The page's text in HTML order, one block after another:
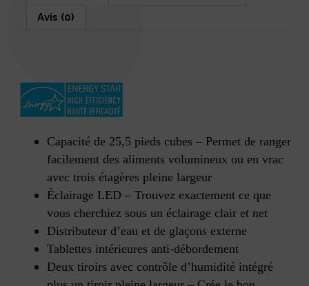
Avis (0)
Capacité de 25,5 pieds cubes – Permet de ranger
facilement des aliments volumineux ou en vrac
avec trois étagères pleine largeur
Éclairage LED – Trouvez exactement ce que
vous cherchiez sous un éclairage clair et net
Distributeur d’eau et de glaçons externe
Tablettes intérieures anti-débordement
Deux tiroirs avec contrôle d’humidité intégré